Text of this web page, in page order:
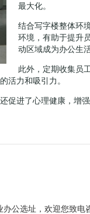
最大化。
结合写字楼整体环
环境，有助于提升
动区域成为办公生
此外，定期收集员
活力和吸引力。
促进了心理健康，
办公选址，欢迎您致电